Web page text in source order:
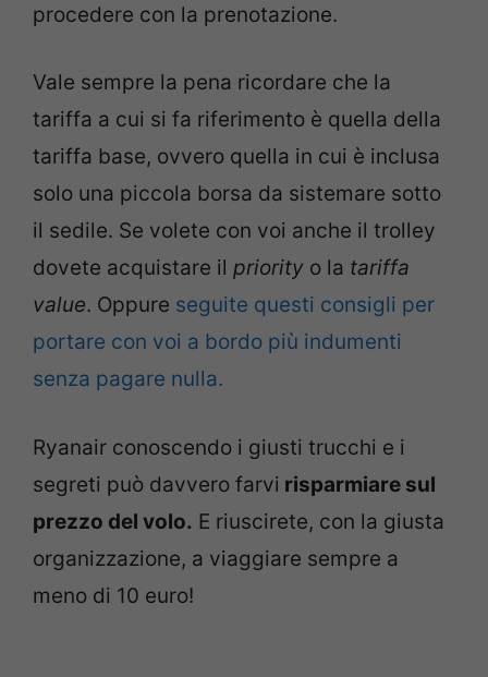
procedere con la prenotazione.
Vale sempre la pena ricordare che la
tariffa a cui si fa riferimento è quella della
tariffa base, ovvero quella in cui è inclusa
solo una piccola borsa da sistemare sotto
il sedile. Se volete con voi anche il trolley
dovete acquistare il priority o la tariffa
value. Oppure seguite questi consigli per
portare con voi a bordo più indumenti
senza pagare nulla.
Ryanair conoscendo i giusti trucchi e i
segreti può davvero farvi risparmiare sul
prezzo del volo. E riuscirete, con la giusta
organizzazione, a viaggiare sempre a
meno di 10 euro!